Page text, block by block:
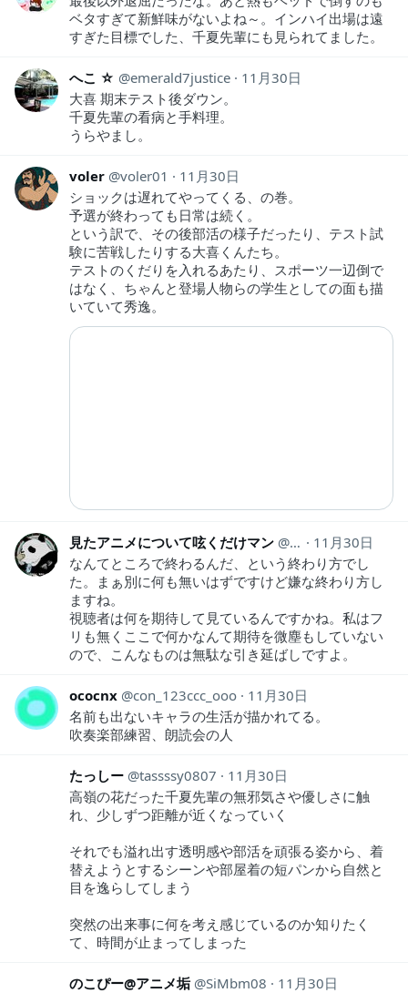
ベタすぎて新鮮味がないよね～。インハイ出場は遠
すぎた目標でした、千夏先輩にも見られてました。
へこ ☆ emerald7justice
11月30日
大喜 期末テスト後ダウン。
千夏先輩の看病と手料理。
うらやまし。
voler voler01
11月30日
ショックは遅れてやってくる、の巻。
予選が終わっても日常は続く。
という訳で、その後部活の様子だったり、テスト試
験に苦戦したりする大喜くんたち。
テストのくだりを入れるあたり、スポーツ一辺倒で
はなく、ちゃんと登場人物らの学生としての面も描
いていて秀逸。
見たアニメについて呟くだけマン animeozy
11月30日
なんてところで終わるんだ、という終わり方でし
た。まぁ別に何も無いはずですけど嫌な終わり方し
ますね。
視聴者は何を期待して見ているんですかね。私はフ
リも無くここで何かなんて期待を微塵もしていない
ので、こんなものは無駄な引き延ばしですよ。
ococnx con_123ccc_ooo
11月30日
名前も出ないキャラの生活が描かれてる。
吹奏楽部練習、朗読会の人
たっしー tassssy0807
11月30日
高嶺の花だった千夏先輩の無邪気さや優しさに触
れ、少しずつ距離が近くなっていく
それでも溢れ出す透明感や部活を頑張る姿から、着
替えようとするシーンや部屋着の短パンから自然と
目を逸らしてしまう
突然の出来事に何を考え感じているのか知りたく
て、時間が止まってしまった
のこぴー@アニメ垢 SiMbm08
11月30日